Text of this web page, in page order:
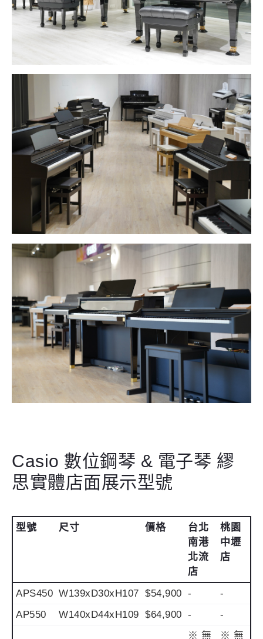
Casio 數位鋼琴 & 電子琴 繆
思實體店面展示型號
型號 尺寸 價格
台北
南港
北流
店
桃園
中壢
店
APS450 W139xD30xH107 $54,900 -
-
AP550
W140xD44xH109 $64,900 -
-
※ 無
※ 無